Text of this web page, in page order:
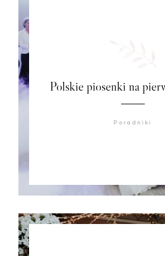
Polskie piosenki na
Poradniki